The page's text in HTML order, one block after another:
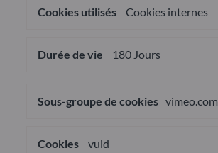
Cookies internes
180 Jours
vimeo.com
vuid